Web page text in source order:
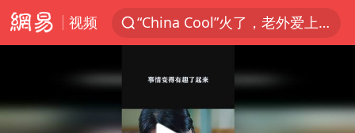
视频
“China Cool”火了，老外爱上中国避暑游
浙江台州《告全体市民书》
以媒：穆杰塔巴被紧急送医情况危急